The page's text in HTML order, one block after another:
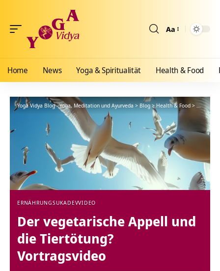
Aa
Home News Yoga & Spiritualität Health & Food
Yoga Vidya Blog - Yoga, Meditation und Ayurveda>Blog>Health & Food >
ERNÄHRUNGSUKADEVVIDEO
Der vegetarische Appell und
die Tiertötung?
Vortragsvideo